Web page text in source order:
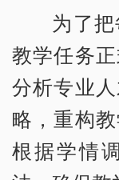
为了
教学任务
分析专业
略，重构
根据学情